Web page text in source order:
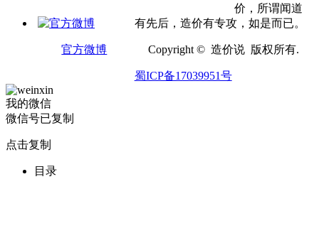
官方微博
价，所谓闻道
有先后，造价有专攻，如是而已。
Copyright © 造价说 版权所有.
蜀ICP备17039951号
我的微信
微信号已复制
点击复制
目录